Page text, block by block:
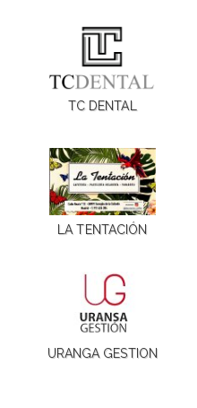
TC DENTAL
LA TENTACIÓN
URANGA GESTION